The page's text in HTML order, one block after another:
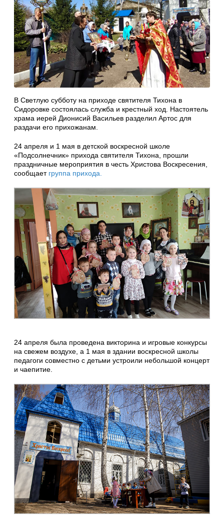
В Светлую субботу на приходе святителя Тихона в
Сидоровке состоялась служба и крестный ход. Настоятель
храма иерей Дионисий Васильев разделил Артос для
раздачи его прихожанам.
24 апреля и 1 мая в детской воскресной школе
«Подсолнечник» прихода святителя Тихона, прошли
праздничные мероприятия в честь Христова Воскресения,
сообщает группа прихода.
24 апреля была проведена викторина и игровые конкурсы
на свежем воздухе, а 1 мая в здании воскресной школы
педагоги совместно с детьми устроили небольшой концерт
и чаепитие.